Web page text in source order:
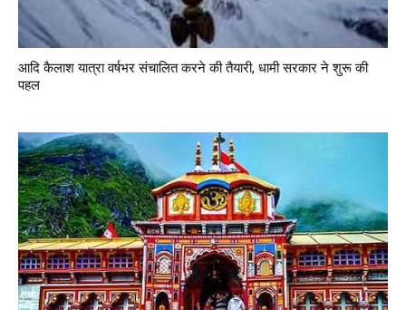
आदि कैलाश यात्रा वर्षभर संचालित करने की तैयारी, धामी सरकार ने शुरू की
पहल